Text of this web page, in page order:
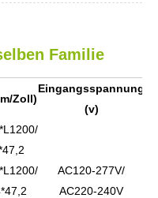
Familie
Zoll)
Eingangsspannung
(v)
AC120-277V/
AC220-240V